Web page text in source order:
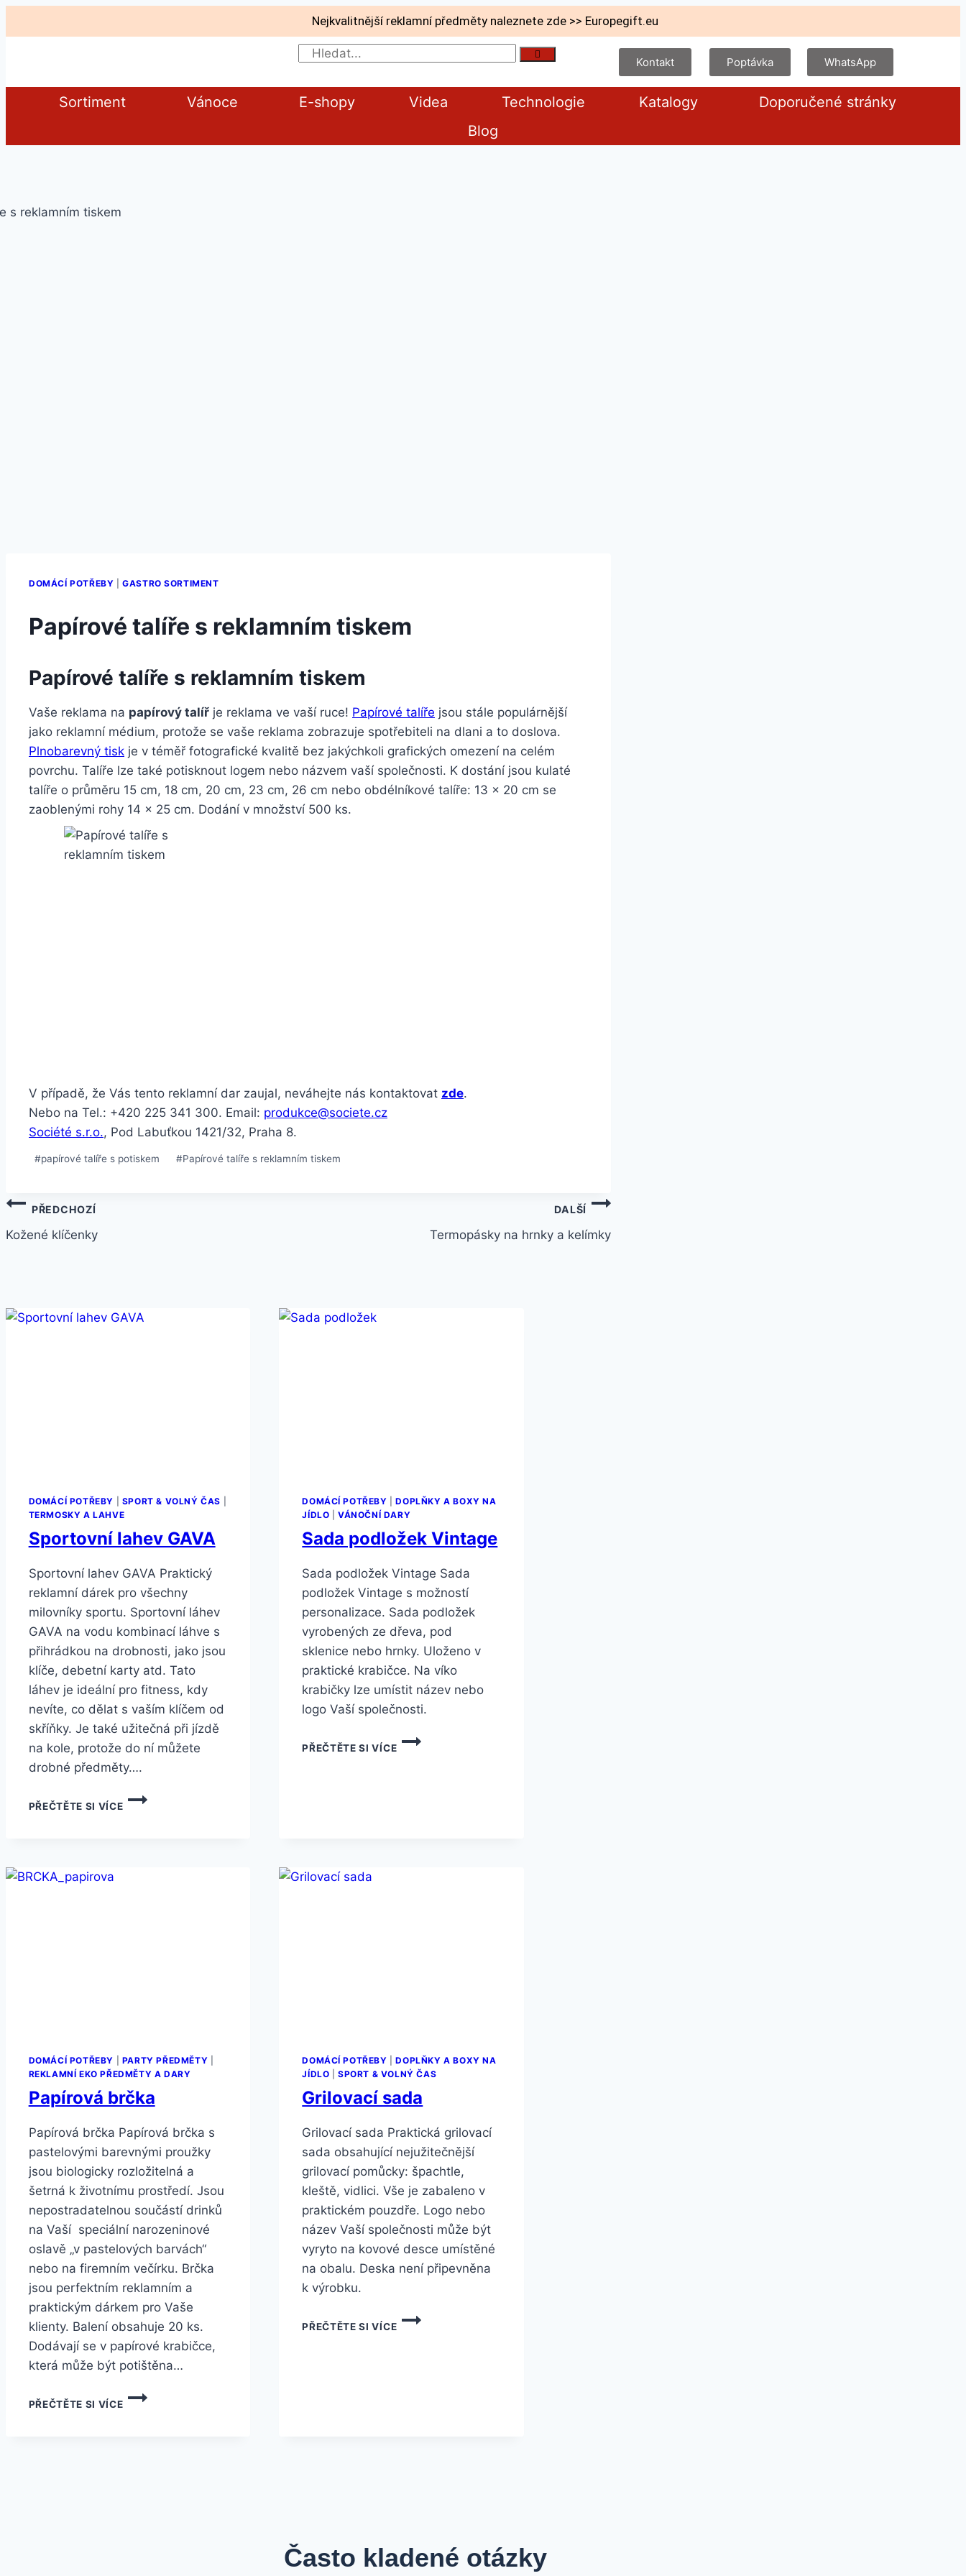
Nejkvalitnější reklamní předměty naleznete zde >> Europegift.eu
Kontakt Poptávka WhatsApp
Sortiment Vánoce E-shopy Videa Technologie Katalogy
Doporučené stránky
Blog
DOMÁCÍ POTŘEBY |GASTRO SORTIMENT
Papírové talíře s reklamním tiskem
Papírové talíře s reklamním tiskem
Vaše reklama na papírový talíř je reklama ve vaší ruce! Papírové talíře jsou stále populárnější
jako reklamní médium, protože se vaše reklama zobrazuje spotřebiteli na dlani a to doslova.
Plnobarevný tisk je v téměř fotografické kvalitě bez jakýchkoli grafických omezení na celém
povrchu. Talíře lze také potisknout logem nebo názvem vaší společnosti. K dostání jsou kulaté
talíře o průměru 15 cm, 18 cm, 20 cm, 23 cm, 26 cm nebo obdélníkové talíře: 13 x 20 cm se
zaoblenými rohy 14 x 25 cm. Dodání v množství 500 ks.
V případě, že Vás tento reklamní dar zaujal, neváhejte nás kontaktovat zde.
Nebo na Tel.: +420 225 341 300. Email: produkce@societe.cz
Société s.r.o., Pod Labuťkou 1421/32, Praha 8.
#papírové talíře s potiskem #Papírové talíře s reklamním tiskem
PŘEDCHOZÍ
Kožené klíčenky
DALŠÍ
Termopásky na hrnky a kelímky
DOMÁCÍ POTŘEBY SPORT & VOLNÝ ČAS
TERMOSKY A LAHVE
Sportovní lahev GAVA
Sportovní lahev GAVA Praktický
reklamní dárek pro všechny
milovníky sportu. Sportovní láhev
GAVA na vodu kombinací láhve s
přihrádkou na drobnosti, jako jsou
klíče, debetní karty atd. Tato
láhev je ideální pro fitness, kdy
nevíte, co dělat s vaším klíčem od
skříňky. Je také užitečná při jízdě
na kole, protože do ní můžete
drobné předměty….
PŘEČTĚTE SI VÍCE
DOMÁCÍ POTŘEBY |DOPLŇKY A BOXY NA
JÍDLO |VÁNOČNÍ DARY
Sada podložek Vintage
Sada podložek Vintage Sada
podložek Vintage s možností
personalizace. Sada podložek
vyrobených ze dřeva, pod
sklenice nebo hrnky. Uloženo v
praktické krabičce. Na víko
krabičky lze umístit název nebo
logo Vaší společnosti.
PŘEČTĚTE SI VÍCE
DOMÁCÍ POTŘEBY PARTY PŘEDMĚTY
REKLAMNÍ EKO PŘEDMĚTY A DARY
Papírová brčka
Papírová brčka Papírová brčka s
pastelovými barevnými proužky
jsou biologicky rozložitelná a
šetrná k životnímu prostředí. Jsou
nepostradatelnou součástí drinků
na Vaší speciální narozeninové
oslavě „v pastelových barvách“
nebo na firemním večírku. Brčka
jsou perfektním reklamním a
praktickým dárkem pro Vaše
klienty. Balení obsahuje 20 ks.
Dodávají se v papírové krabičce,
která může být potištěna…
PŘEČTĚTE SI VÍCE
DOMÁCÍ POTŘEBY |DOPLŇKY A BOXY NA
JÍDLO |SPORT & VOLNÝ ČAS
Grilovací sada
Grilovací sada Praktická grilovací
sada obsahující nejužitečnější
grilovací pomůcky: špachtle,
kleště, vidlici. Vše je zabaleno v
praktickém pouzdře. Logo nebo
název Vaší společnosti může být
vyryto na kovové desce umístěné
na obalu. Deska není připevněna
k výrobku.
PŘEČTĚTE SI VÍCE
Často kladené otázky